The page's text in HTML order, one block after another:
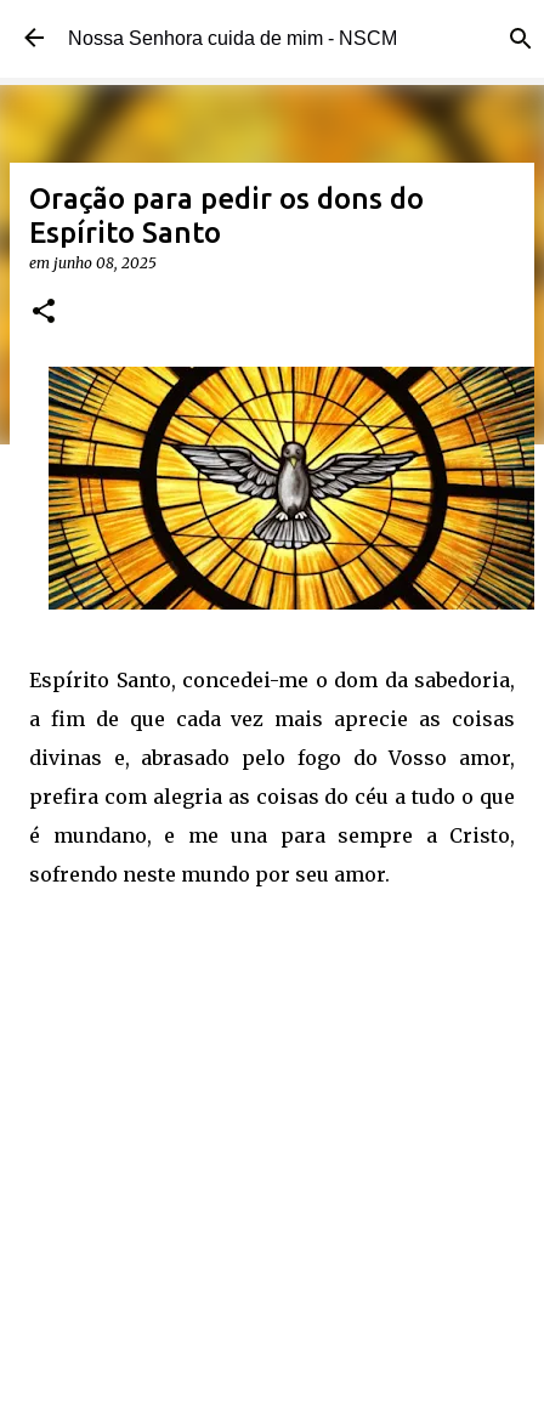
Pular para o conteúdo principal
Nossa Senhora cuida de mim - NSCM
Oração para pedir os dons do
Espírito Santo
em junho 08, 2025
Espírito Santo, concedei-me o dom da sabedoria,
a fim de que cada vez mais aprecie as coisas
divinas e, abrasado pelo fogo do Vosso amor,
prefira com alegria as coisas do céu a tudo o que
é mundano, e me una para sempre a Cristo,
sofrendo neste mundo por seu amor.